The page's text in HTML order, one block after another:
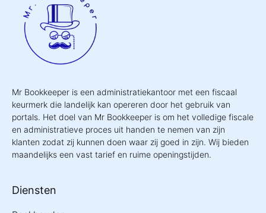
Mr Bookkeeper is een administratiekantoor met een fiscaal
keurmerk die landelijk kan opereren door het gebruik van
portals. Het doel van Mr Bookkeeper is om het volledige fiscale
en administratieve proces uit handen te nemen van zijn
klanten zodat zij kunnen doen waar zij goed in zijn. Wij bieden
maandelijks een vast tarief en ruime openingstijden.
Diensten